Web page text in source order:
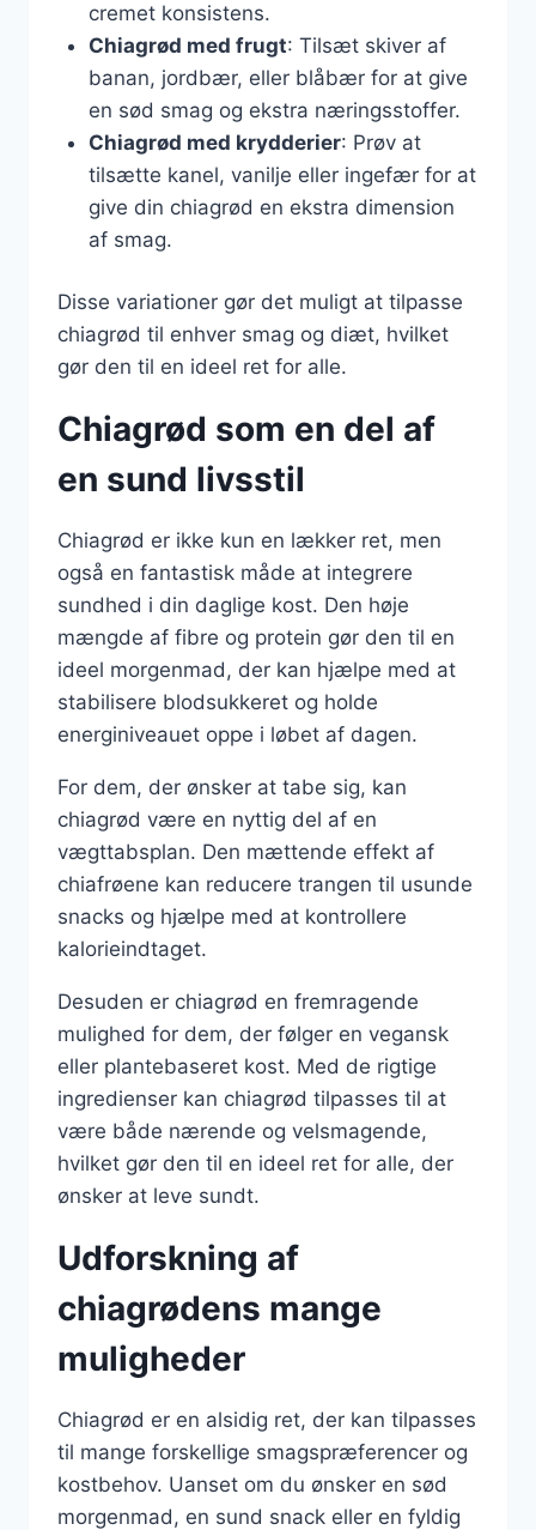
cremet konsistens.
Chiagrød med frugt: Tilsæt skiver af
banan, jordbær, eller blåbær for at give
en sød smag og ekstra næringsstoffer.
Chiagrød med krydderier: Prøv at
tilsætte kanel, vanilje eller ingefær for at
give din chiagrød en ekstra dimension
af smag.
Disse variationer gør det muligt at tilpasse
chiagrød til enhver smag og diæt, hvilket
gør den til en ideel ret for alle.
Chiagrød som en del af
en sund livsstil
Chiagrød er ikke kun en lækker ret, men
også en fantastisk måde at integrere
sundhed i din daglige kost. Den høje
mængde af fibre og protein gør den til en
ideel morgenmad, der kan hjælpe med at
stabilisere blodsukkeret og holde
energiniveauet oppe i løbet af dagen.
For dem, der ønsker at tabe sig, kan
chiagrød være en nyttig del af en
vægttabsplan. Den mættende effekt af
chiafrøene kan reducere trangen til usunde
snacks og hjælpe med at kontrollere
kalorieindtaget.
Desuden er chiagrød en fremragende
mulighed for dem, der følger en vegansk
eller plantebaseret kost. Med de rigtige
ingredienser kan chiagrød tilpasses til at
være både nærende og velsmagende,
hvilket gør den til en ideel ret for alle, der
ønsker at leve sundt.
Udforskning af
chiagrødens mange
muligheder
Chiagrød er en alsidig ret, der kan tilpasses
til mange forskellige smagspræferencer og
kostbehov. Uanset om du ønsker en sød
morgenmad, en sund snack eller en fyldig